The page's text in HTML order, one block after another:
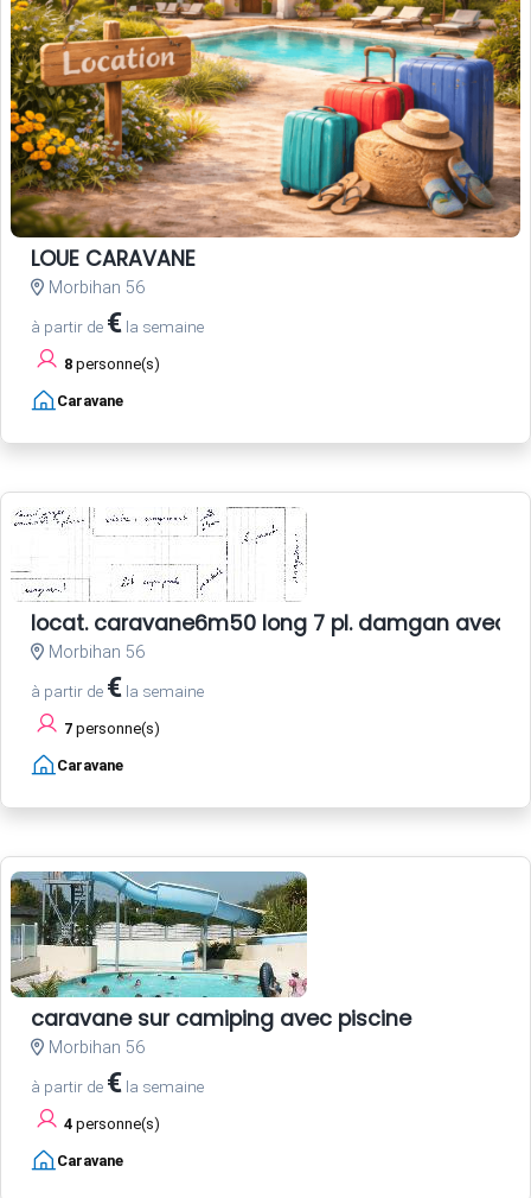
LOUE CARAVANE
Morbihan 56
à partir de € la semaine
8 personne(s)
Caravane
locat. caravane6m50 long 7 pl. damgan avec
Morbihan 56
à partir de € la semaine
7 personne(s)
Caravane
caravane sur camiping avec piscine
Morbihan 56
à partir de € la semaine
4 personne(s)
Caravane